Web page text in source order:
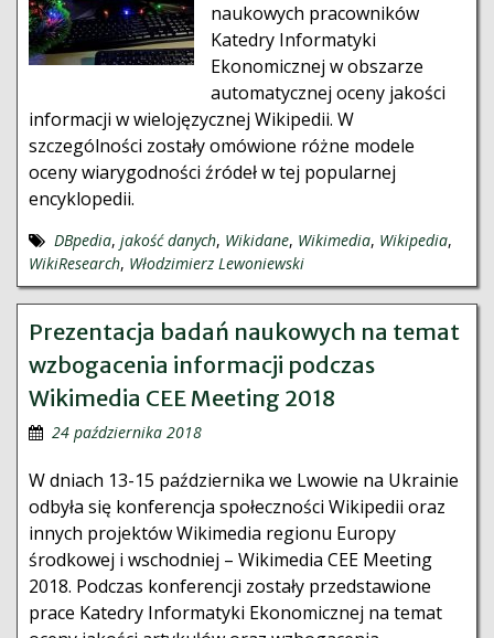
naukowych pracowników
Katedry Informatyki
Ekonomicznej w obszarze
automatycznej oceny jakości
informacji w wielojęzycznej Wikipedii. W
szczególności zostały omówione różne modele
oceny wiarygodności źródeł w tej popularnej
encyklopedii.
DBpedia, jakość danych, Wikidane, Wikimedia, Wikipedia,
WikiResearch, Włodzimierz Lewoniewski
Prezentacja badań naukowych na temat
wzbogacenia informacji podczas
Wikimedia CEE Meeting 2018
24 października 2018
W dniach 13-15 października we Lwowie na Ukrainie
odbyła się konferencja społeczności Wikipedii oraz
innych projektów Wikimedia regionu Europy
środkowej i wschodniej – Wikimedia CEE Meeting
2018. Podczas konferencji zostały przedstawione
prace Katedry Informatyki Ekonomicznej na temat